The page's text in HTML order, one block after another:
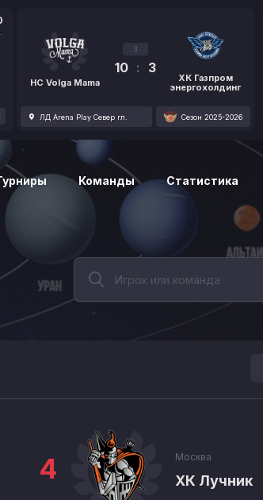
HC Volga Mama
3
10 : 3
ХК Газпром
энергохолдинг
ЛД Arena Play Север гл. Сезон 2025-2026
Команды Статистика
Москва
ХК Лучник
4